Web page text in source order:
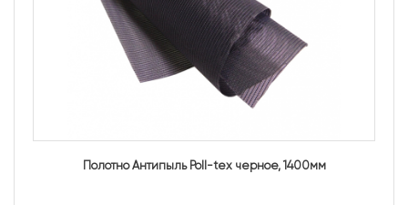
Полотно Антипыль Poll-tex черное, 1400мм